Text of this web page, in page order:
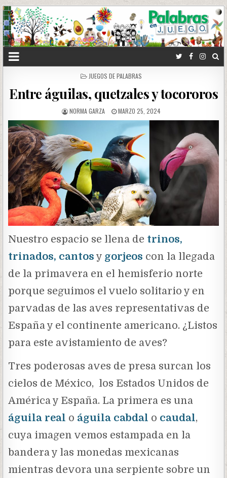
POSTED
JUEGOS DE PALABRAS
Entre águilas, quetzales y tocororos
NORMA GARZA MARZO 25, 2024
Nuestro espacio se llena de trinos,
trinados, cantos y gorjeos con la llegada
de la primavera en el hemisferio norte
porque seguimos el vuelo solitario y en
parvadas de las aves representativas de
España y el continente americano. ¿Listos
para este avistamiento de aves?
Tres poderosas aves de presa surcan los
cielos de México, los Estados Unidos de
América y España. La primera es una
águila real o águila cabdal o caudal,
cuya imagen vemos estampada en la
bandera y las monedas mexicanas
mientras devora una serpiente sobre un